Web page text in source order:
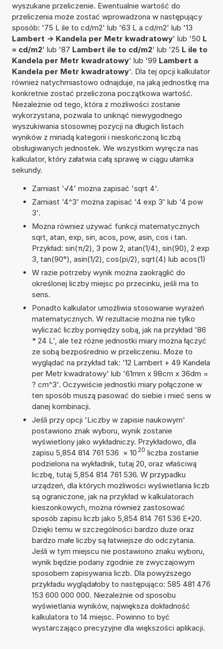
wyszukane przeliczenie. Ewentualnie wartość do
przeliczenia może zostać wprowadzona w następujący
sposób: '75 L ile to cd/m2' lub '63 L a cd/m2' lub '13
Lambert -> Kandela per Metr kwadratowy' lub '50 L
= cd/m2' lub '87 Lambert ile to cd/m2' lub '25 L ile to
Kandela per Metr kwadratowy' lub '99 Lambert a
Kandela per Metr kwadratowy'. Dla tej opcji kalkulator
również natychmiastowo odnajduje, na jaką jednostkę ma
konkretnie zostać przeliczona początkowa wartość.
Niezależnie od tego, która z możliwości zostanie
wykorzystana, pozwala to uniknąć niewygodnego
wyszukiwania stosownej pozycji na długich listach
wyników z miriadą kategorii i nieskończoną liczbą
obsługiwanych jednostek. We wszystkim wyręcza nas
kalkulator, który załatwia całą sprawę w ciągu ułamka
sekundy.
Zamiast '√4' można zapisać 'sqrt 4'.
Zamiast '4^3' można zapisać '4 exp 3' lub '4 pow
3'.
Można również używać funkcji matematycznych
sqrt, atan, exp, sin, acos, pow, asin, cos i tan.
Przykład: sin(π/2), 3 pow 2, atan(1/4), sin(90), 2 exp
3, tan(90°), asin(1/2), cos(pi/2), sqrt(4) lub acos(1)
W razie potrzeby wynik można zaokrąglić do
określonej liczby miejsc po przecinku, jeśli ma to
sens.
Ponadto kalkulator umożliwia stosowanie wyrażeń
matematycznych. W rezultacie można nie tylko
wyliczać liczby pomiędzy sobą, jak na przykład '86
* 24 L', ale też różne jednostki miary można łączyć
ze sobą bezpośrednio w przeliczeniu. Może to
wyglądać na przykład tak: '12 Lambert + 49 Kandela
per Metr kwadratowy' lub '61mm x 98cm x 36dm =
? cm^3'. Oczywiście jednostki miary połączone w
ten sposób muszą pasować do siebie i mieć sens w
danej kombinacji.
Jeśli przy opcji 'Liczby w zapisie naukowym'
postawiono znak wyboru, wynik zostanie
wyświetlony jako wykładniczy. Przykładowo, dla
zapisu 5,854 814 761 536 × 10 20 liczba zostanie
podzielona na wykładnik, tutaj 20, oraz właściwą
liczbę, tutaj 5,854 814 761 536. W przypadku
urządzeń, dla których możliwości wyświetlania liczb
są ograniczone, jak na przykład w kalkulatorach
kieszonkowych, można również zastosować
sposób zapisu liczb jako 5,854 814 761 536 E+20.
Dzięki temu w szczególności bardzo duże oraz
bardzo małe liczby są łatwiejsze do odczytania.
Jeśli w tym miejscu nie postawiono znaku wyboru,
wynik będzie podany zgodnie ze zwyczajowym
sposobem zapisywania liczb. Dla powyższego
przykładu wyglądałoby to następująco: 585 481 476
153 600 000 000. Niezależnie od sposobu
wyświetlania wyników, największa dokładność
kalkulatora to 14 miejsc. Powinno to być
wystarczająco precyzyjne dla większości aplikacji.